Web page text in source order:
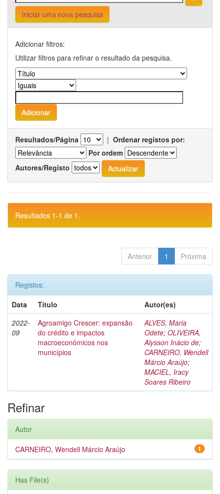
Iniciar uma nova pesquisa
Adicionar filtros:
Utilizar filtros para refinar o resultado da pesquisa.
Resultados/Página | Ordenar registos por:
Por ordem
Autores/Registo
Resultados 1-1 de 1.
Anterior 1 Próxima
Registos:
Data
Título
Autor(es)
2022-
09
Agroamigo Crescer: expansão
do crédito e impactos
macroeconômicos nos
municípios
ALVES, Maria
Odete; OLIVEIRA,
Alysson Inácio de;
CARNEIRO, Wendell
Márcio Araújo;
MACIEL, Iracy
Soares Ribeiro
Refinar
Autor
1
CARNEIRO, Wendell Márcio Araújo
Has File(s)